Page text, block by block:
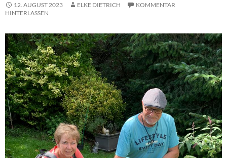
12. AUGUST 2023 ELKE DIETRICH
KOMMENTAR
HINTERLASSEN